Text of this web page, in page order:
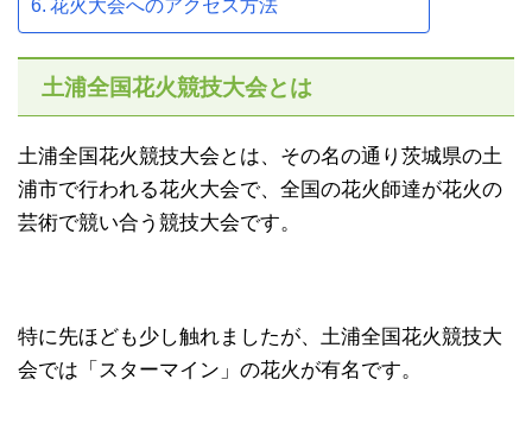
花火大会へのアクセス方法
土浦全国花火競技大会とは
土浦全国花火競技大会とは、その名の通り茨城県の土
浦市で行われる花火大会で、全国の花火師達が花火の
芸術で競い合う競技大会です。
特に先ほども少し触れましたが、土浦全国花火競技大
会では「スターマイン」の花火が有名です。